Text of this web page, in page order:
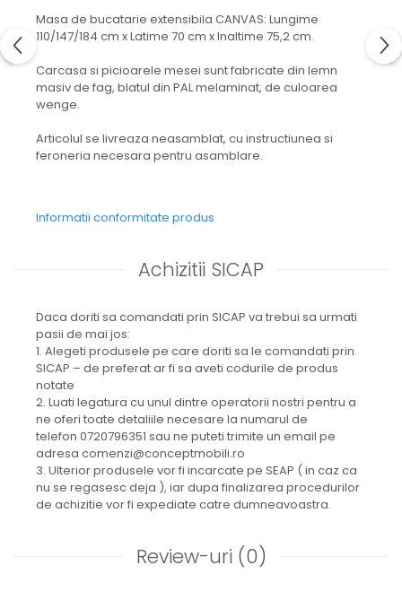
Masa de bucatarie extensibila CANVAS: Lungime
110/147/184 cm x Latime 70 cm x Inaltime 75,2 cm.
Carcasa si picioarele mesei sunt fabricate din lemn
masiv de fag, blatul din PAL melaminat, de culoarea
wenge.
Articolul se livreaza neasamblat, cu instructiunea si
feroneria necesara pentru asamblare.
Informatii conformitate produs
Achizitii SICAP
Daca doriti sa comandati prin SICAP va trebui sa urmati
pasii de mai jos:
1. Alegeti produsele pe care doriti sa le comandati prin
SICAP – de preferat ar fi sa aveti codurile de produs
notate
2. Luati legatura cu unul dintre operatorii nostri pentru a
ne oferi toate detaliile necesare la numarul de
telefon 0720796351 sau ne puteti trimite un email pe
adresa comenzi@conceptmobili.ro
3. Ulterior produsele vor fi incarcate pe SEAP ( in caz ca
nu se regasesc deja ), iar dupa finalizarea procedurilor
de achizitie vor fi expediate catre dumneavoastra.
Review-uri (0)